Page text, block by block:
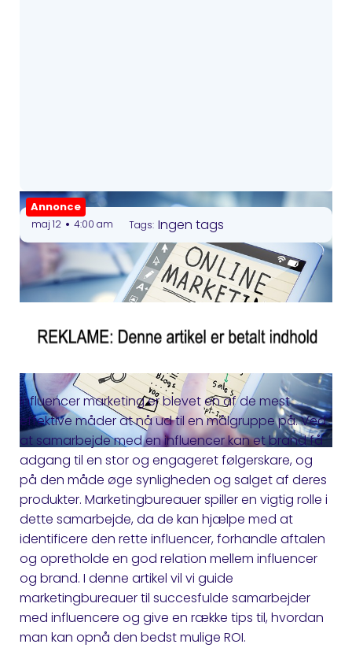
Annonce
maj 12 • 4:00 am Tags: Ingen tags
Influencer marketing er blevet en af de mest
effektive måder at nå ud til en målgruppe på. Ved
at samarbejde med en influencer kan et brand få
adgang til en stor og engageret følgerskare, og
på den måde øge synligheden og salget af deres
produkter. Marketingbureauer spiller en vigtig rolle i
dette samarbejde, da de kan hjælpe med at
identificere den rette influencer, forhandle aftalen
og opretholde en god relation mellem influencer
og brand. I denne artikel vil vi guide
marketingbureauer til succesfulde samarbejder
med influencere og give en række tips til, hvordan
man kan opnå den bedst mulige ROI.